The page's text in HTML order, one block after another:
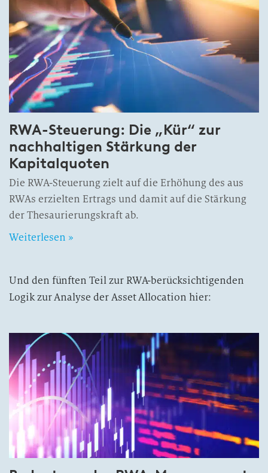
RWA-Steuerung: Die „Kür“ zur
nachhaltigen Stärkung der
Kapitalquoten
Die RWA-Steuerung zielt auf die Erhöhung des aus
RWAs erzielten Ertrags und damit auf die Stärkung
der Thesaurierungskraft ab.
Weiterlesen »
Und den fünften Teil zur RWA-berücksichtigenden
Logik zur Analyse der Asset Allocation hier: